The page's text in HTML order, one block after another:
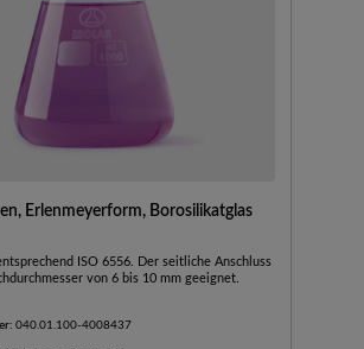
Erlenmeyerform, Borosilikatglas
ISO 6556. Der seitliche Anschluss
von 6 bis 10 mm geeignet.
040.01.100-4008437